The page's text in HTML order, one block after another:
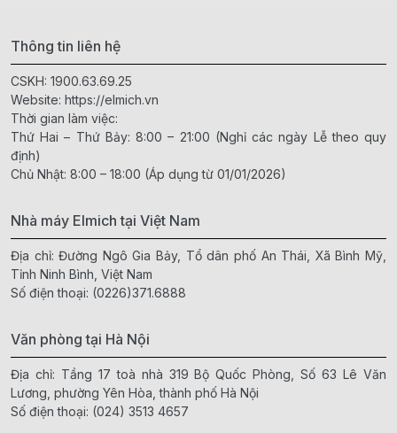
Thông tin liên hệ
CSKH: 1900.63.69.25
Website: https://elmich.vn
Thời gian làm việc:
Thứ Hai – Thứ Bảy: 8:00 – 21:00 (Nghỉ các ngày Lễ theo quy
định)
Chủ Nhật: 8:00 – 18:00 (Áp dụng từ 01/01/2026)
Nhà máy Elmich tại Việt Nam
Địa chỉ: Đường Ngô Gia Bảy, Tổ dân phố An Thái, Xã Bình Mỹ,
Tỉnh Ninh Bình, Việt Nam
Số điện thoại: (0226)371.6888
Văn phòng tại Hà Nội
Địa chỉ: Tầng 17 toà nhà 319 Bộ Quốc Phòng, Số 63 Lê Văn
Lương, phường Yên Hòa, thành phố Hà Nội
Số điện thoại: (024) 3513 4657